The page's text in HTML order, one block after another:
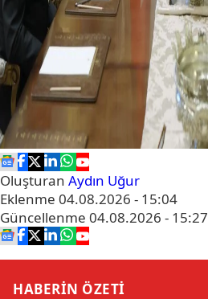
Oluşturan Aydın Uğur
Eklenme 04.08.2026 - 15:04
Güncellenme 04.08.2026 - 15:27
HABERİN ÖZETİ